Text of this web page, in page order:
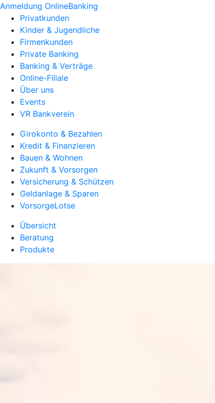
Anmeldung OnlineBanking
Privatkunden
Kinder & Jugendliche
Firmenkunden
Private Banking
Banking & Verträge
Online-Filiale
Über uns
Events
VR Bankverein
Girokonto & Bezahlen
Kredit & Finanzieren
Bauen & Wohnen
Zukunft & Vorsorgen
Versicherung & Schützen
Geldanlage & Sparen
VorsorgeLotse
Übersicht
Beratung
Produkte